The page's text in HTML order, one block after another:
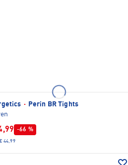
·
Perin BR Tights
-66 %
44,99